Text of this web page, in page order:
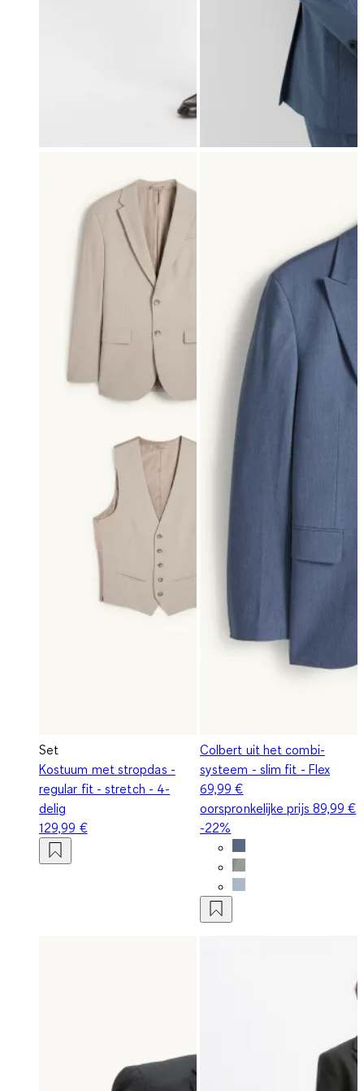
Set
Kostuum met stropdas -
regular fit - stretch - 4-
delig
129,99 €
Colbert uit het combi-
systeem - slim fit - Flex
69,99 €
oorspronkelijke prijs 89,99 €
-22%